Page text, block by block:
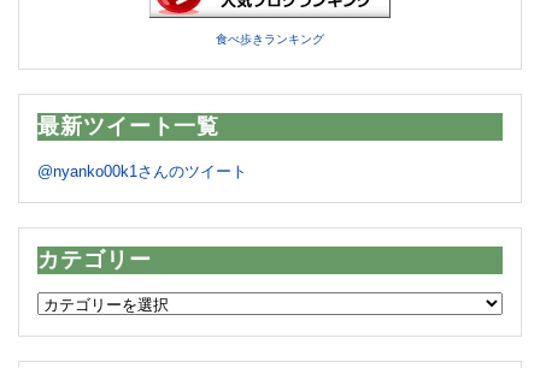
食べ歩きランキング
最新ツイート一覧
@nyanko00k1さんのツイート
カテゴリー
カ